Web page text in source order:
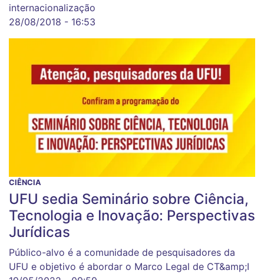
internacionalização
28/08/2018 - 16:53
CIÊNCIA
UFU sedia Seminário sobre Ciência,
Tecnologia e Inovação: Perspectivas
Jurídicas
Público-alvo é a comunidade de pesquisadores da
UFU e objetivo é abordar o Marco Legal de CT&amp;I